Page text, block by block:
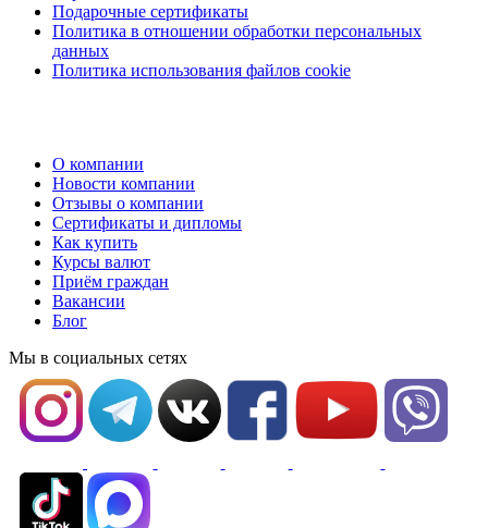
Подарочные сертификаты
Политика в отношении обработки персональных
данных
Политика использования файлов cookie
О компании
Новости компании
Отзывы о компании
Сертификаты и дипломы
Как купить
Курсы валют
Приём граждан
Вакансии
Блог
Мы в социальных сетях